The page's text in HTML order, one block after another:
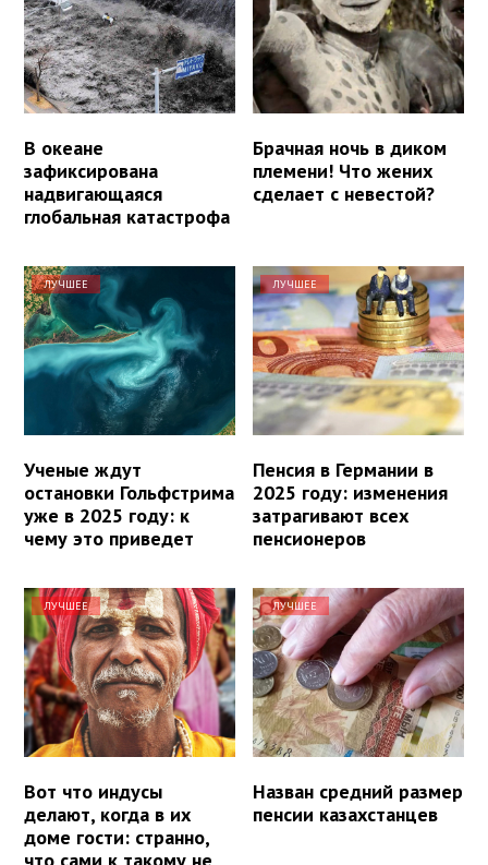
В океане
зафиксирована
надвигающаяся
глобальная катастрофа
Брачная ночь в диком
племени! Что жених
сделает с невестой?
ЛУЧШЕЕ
Ученые ждут
остановки Гольфстрима
уже в 2025 году: к
чему это приведет
ЛУЧШЕЕ
Пенсия в Германии в
2025 году: изменения
затрагивают всех
пенсионеров
ЛУЧШЕЕ
Вот что индусы
делают, когда в их
доме гости: странно,
ЛУЧШЕЕ
Назван средний размер
пенсии казахстанцев